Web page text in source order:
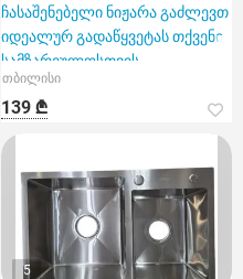
ჩასაშენებელი ნიჟარა გაძლევთ
იდეალურ გადაწყვეტას თქვენი
სამზარეულოსთვის
თბილისი
139 ₾
5